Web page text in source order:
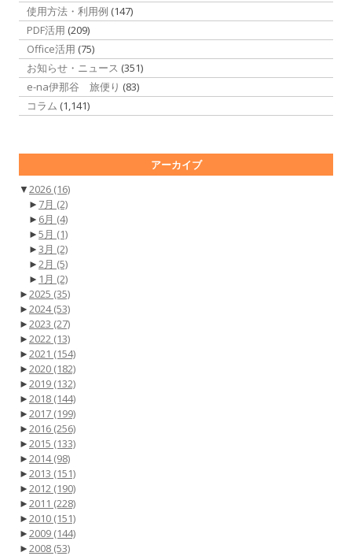
使用方法・利用例 (147)
PDF活用 (209)
Office活用 (75)
お知らせ・ニュース (351)
e-na伊那谷 旅便り (83)
コラム (1,141)
アーカイブ
▼2026 (16)
► 7月 (2)
► 6月 (4)
►5月 (1)
►3月 (2)
►2月 (5)
► 1月 (2)
►2025 (35)
►2024(53)
►2023 (27)
►2022 (13)
►2021 (154)
►2020 (182)
►2019 (132)
►2018 (144)
►2017 (199)
►2016 (256)
►2015 (133)
►2014(98)
►2013 (151)
►2012 (190)
►2011 (228)
►2010 (151)
►2009 (144)
►2008 (53)